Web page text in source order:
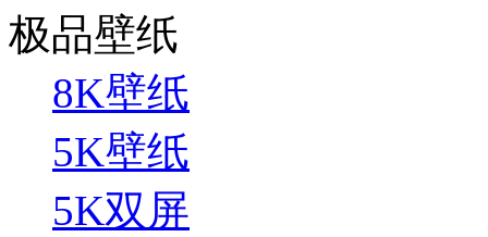
极品壁纸
8K壁纸
5K壁纸
5K双屏